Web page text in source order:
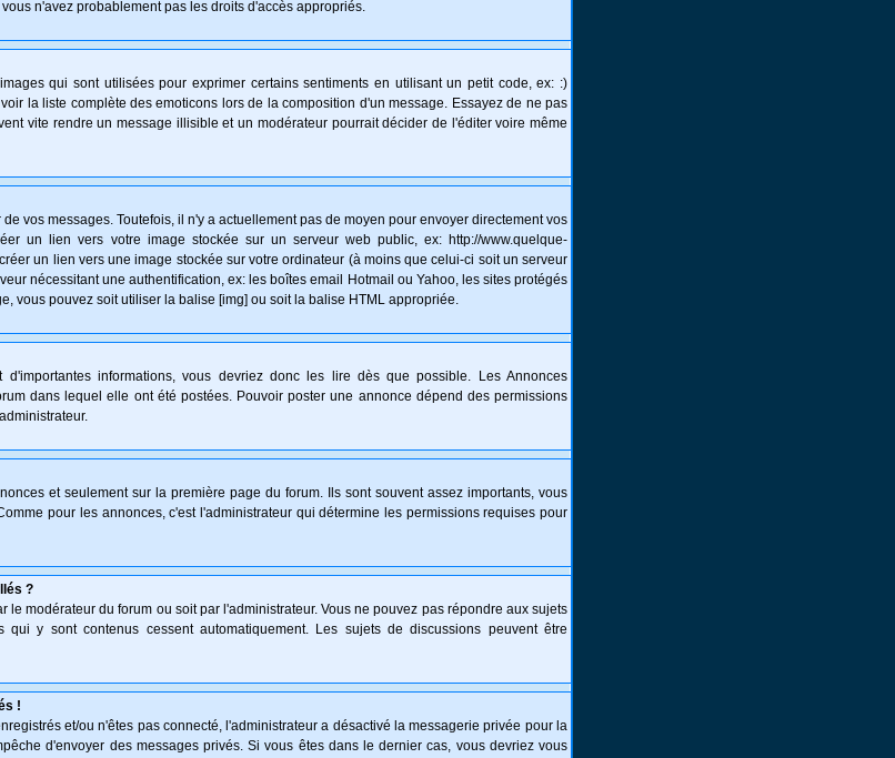
n'avez probablement pas les droits d'accès appropriés.
qui sont utilisées pour exprimer certains sentiments en utilisant un petit code, ex: :)
la liste complète des emoticons lors de la composition d'un message. Essayez de ne pas
vite rendre un message illisible et un modérateur pourrait décider de l'éditer voire même
vos messages. Toutefois, il n'y a actuellement pas de moyen pour envoyer directement vos
un lien vers votre image stockée sur un serveur web public, ex: http://www.quelque-
un lien vers une image stockée sur votre ordinateur (à moins que celui-ci soit un serveur
nécessitant une authentification, ex: les boîtes email Hotmail ou Yahoo, les sites protégés
vous pouvez soit utiliser la balise [img] ou soit la balise HTML appropriée.
d'importantes informations, vous devriez donc les lire dès que possible. Les Annonces
dans lequel elle ont été postées. Pouvoir poster une annonce dépend des permissions
et seulement sur la première page du forum. Ils sont souvent assez importants, vous
pour les annonces, c'est l'administrateur qui détermine les permissions requises pour
?
le modérateur du forum ou soit par l'administrateur. Vous ne pouvez pas répondre aux sujets
y sont contenus cessent automatiquement. Les sujets de discussions peuvent être
!
et/ou n'êtes pas connecté, l'administrateur a désactivé la messagerie privée pour la
d'envoyer des messages privés. Si vous êtes dans le dernier cas, vous devriez vous